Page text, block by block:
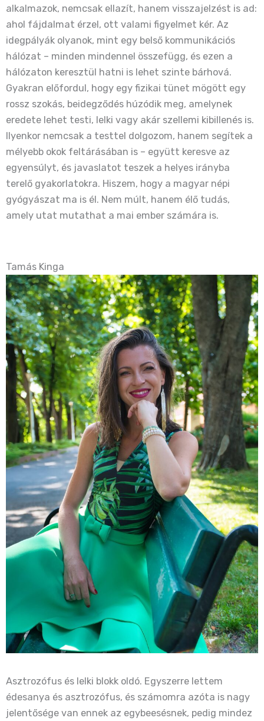
alkalmazok, nemcsak ellazít, hanem visszajelzést is ad:
ahol fájdalmat érzel, ott valami figyelmet kér. Az
idegpályák olyanok, mint egy belső kommunikációs
hálózat – minden mindennel összefügg, és ezen a
hálózaton keresztül hatni is lehet szinte bárhová.
Gyakran előfordul, hogy egy fizikai tünet mögött egy
rossz szokás, beidegződés húzódik meg, amelynek
eredete lehet testi, lelki vagy akár szellemi kibillenés is.
Ilyenkor nemcsak a testtel dolgozom, hanem segítek a
mélyebb okok feltárásában is – együtt keresve az
egyensúlyt, és javaslatot teszek a helyes irányba
terelő gyakorlatokra. Hiszem, hogy a magyar népi
gyógyászat ma is él. Nem múlt, hanem élő tudás,
amely utat mutathat a mai ember számára is.
Tamás Kinga
Asztrozófus és lelki blokk oldó. Egyszerre lettem
édesanya és asztrozófus, és számomra azóta is nagy
jelentősége van ennek az egybeesésnek, pedig mindez